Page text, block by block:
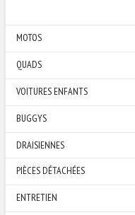
MOTOS
QUADS
VOITURES ENFANTS
BUGGYS
DRAISIENNES
PIÈCES DÉTACHÉES
ENTRETIEN